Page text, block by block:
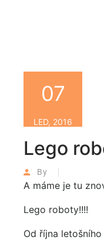
Lego
By
07
LED, 2016
A máme je tu
Lego roboty!!!!
Od října